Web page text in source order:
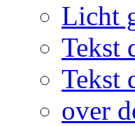
Licht
Tekst
Tekst
over